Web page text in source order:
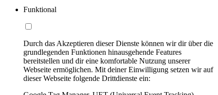
Funktional
Durch das Akzeptieren dieser Dienste können wir dir über die
grundlegenden Funktionen hinausgehende Features
bereitstellen und dir eine komfortable Nutzung unserer
Webseite ermöglichen. Mit deiner Einwilligung setzen wir auf
dieser Webseite folgende Drittdienste ein: